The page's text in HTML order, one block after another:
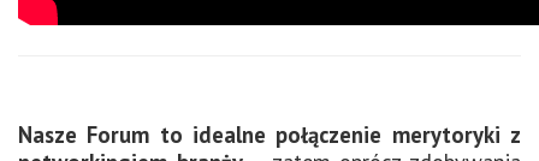
Nasze Forum to idealne połączenie merytoryki z